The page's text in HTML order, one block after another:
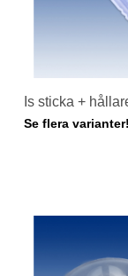
Is sticka +
Se flera varianter!